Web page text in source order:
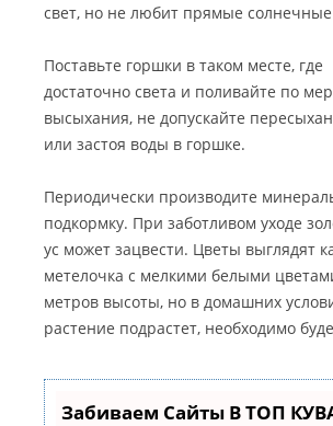
свет, но не любит прямые
Поставьте горшки в таком месте, где
достаточно света и поливайте по
высыхания, не допускайте
или застоя воды в горшке.
Периодически производите
подкормку. При заботливом уходе
ус может зацвести. Цветы выглядят
метелочка с мелкими белыми
метров высоты, но в домашних
растение подрастет, необходимо
Забиваем Сайты В ТОП